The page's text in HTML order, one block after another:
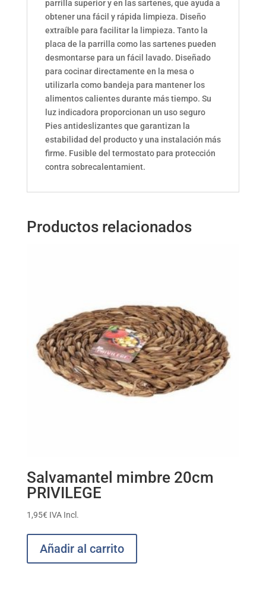
parrilla superior y en las sartenes, que ayuda a
obtener una fácil y rápida limpieza. Diseño
extraíble para facilitar la limpieza. Tanto la
placa de la parrilla como las sartenes pueden
desmontarse para un fácil lavado. Diseñado
para cocinar directamente en la mesa o
utilizarla como bandeja para mantener los
alimentos calientes durante más tiempo. Su
luz indicadora proporcionan un uso seguro
Pies antideslizantes que garantizan la
estabilidad del producto y una instalación más
firme. Fusible del termostato para protección
contra sobrecalentamient.
Productos relacionados
Salvamantel mimbre 20cm
PRIVILEGE
1,95€ IVA Incl.
Añadir al carrito